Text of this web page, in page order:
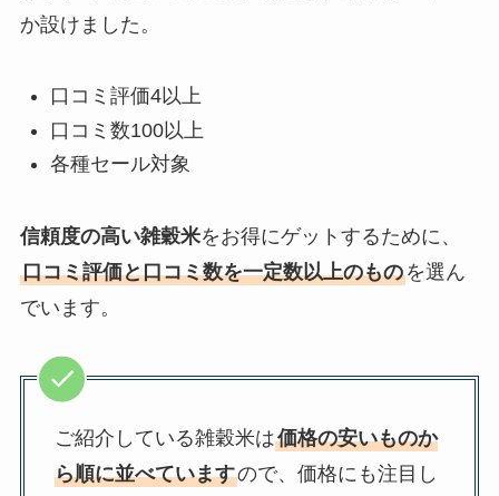
か設けました。
口コミ評価4以上
口コミ数100以上
各種セール対象
信頼度の高い雑穀米をお得にゲットするために、
口コミ評価と口コミ数を一定数以上のものを選ん
でいます。
ご紹介している雑穀米は価格の安いものか
ら順に並べていますので、価格にも注目し